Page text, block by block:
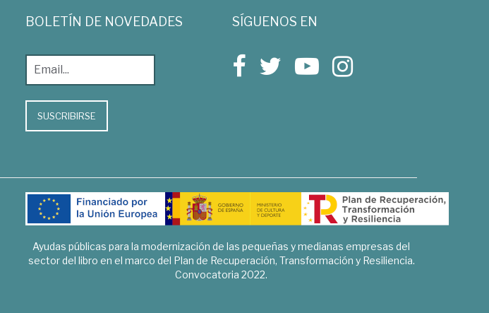
BOLETÍN DE NOVEDADES
SUSCRIBIRSE
SÍGUENOS EN
Ayudas públicas para la modernización de las pequeñas y medianas empresas del
sector del libro en el marco del Plan de Recuperación, Transformación y Resiliencia.
Convocatoria 2022.